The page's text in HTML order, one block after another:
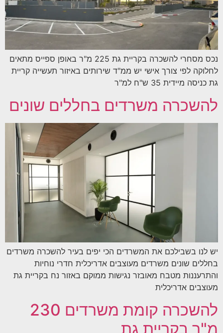
נכס מסחרי להשכרה בקריית גת 225 מ"ר באופן ספייס מתאים
לחלוקה לפי צורך אישי יש ממ"ד שירותים באיזור תעשייה קריית
גת כניסה מיידית 35 ש"ח למ"ר
להשכרה משרדים בחללים שונים
יש לנו בשבילכם את המשרדים הכי יפים בעיר להשכרה משרדים
בחללים שונים משרדים מעוצבים אדריכלית חדרי נוחיות
והתרעננות מטבח מאובזר נגישות ממוקם באזור נח בקריית גת
מעוצבים אדריכלית
להשכרה קומת משרדים 230
מ"ר בקריית גת